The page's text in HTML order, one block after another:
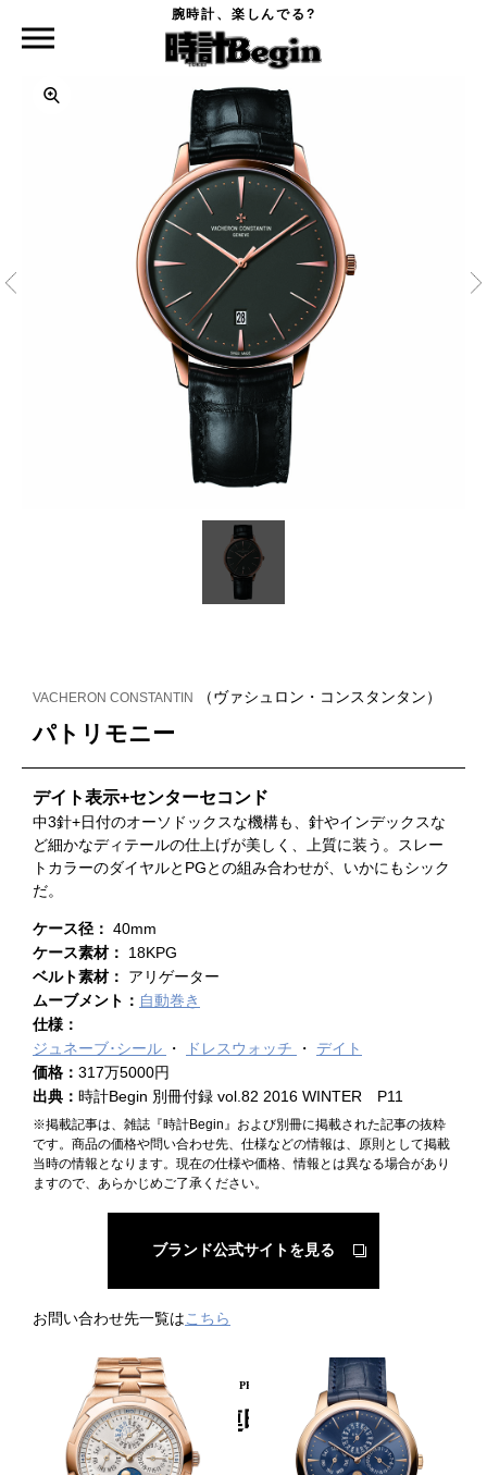
腕時計、楽しんでる?
VACHERON CONSTANTIN パトリモニー
VACHERON CONSTANTIN （ヴァシュロン・コンスタンタン）
パトリモニー
デイト表示+センターセコンド
中3針+日付のオーソドックスな機構も、針やインデックスな
ど細かなディテールの仕上げが美しく、上質に装う。スレー
トカラーのダイヤルとPGとの組み合わせが、いかにもシック
だ。
ケース径： 40mm
ケース素材： 18KPG
ベルト素材： アリゲーター
ムーブメント： 自動巻き
仕様：
ジュネーブ･シール
ドレスウォッチ
デイト
価格： 317万5000円
出典： 時計Begin 別冊付録 vol.82 2016 WINTER P11
※掲載記事は、雑誌『時計Begin』および別冊に掲載された記事の抜粋
です。商品の価格や問い合わせ先、仕様などの情報は、原則として掲載
当時の情報となります。現在の仕様や価格、情報とは異なる場合があり
ますので、あらかじめご了承ください。
ブランド公式サイトを見る
お問い合わせ先一覧はこちら
PICKUP PRODUCT
関連時計